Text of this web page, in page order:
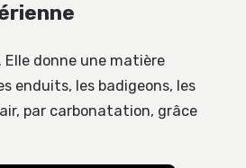
Elle donne une matière
enduits, les badigeons, les
par carbonatation, grâce